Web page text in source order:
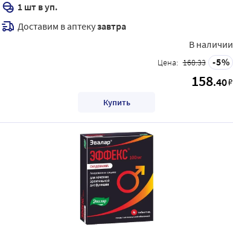
1 шт в уп.
Доставим в аптекузавтра
В наличии
Цена: 168.33 5
158.40₽
Купить